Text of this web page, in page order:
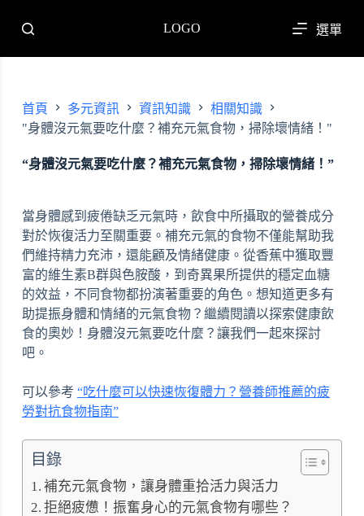
至
主
容
LOGO 選單
首頁 多元資訊 資訊知識
相關知識
"身體沒元氣要吃什麼？補充元氣食物，掃除壞情緒！"
“身體沒元氣要吃什麼？補充元氣食物，掃除壞情緒！”
當身體感到疲倦缺乏元氣時，飲食中所攝取的營養成分
對於恢復活力至關重要。補充元氣的食物不僅能幫助我
們維持精力充沛，還能顧及情緒健康。從香蕉中獲取豐
富的維生素B群與色胺酸，到奇異果所提供的穩定血糖
的效益，不同食物都扮演著重要的角色。想知道更多有
助提振身體和情緒的元氣食物？繼續閱讀以探索健康飲
食的奧妙！身體沒元氣要吃什麼？讓我們一起來探討
吧。
可以參考 “吃什麼可以快速恢復體力？營養師推薦的疲
勞對抗食物指南”
目錄
補充元氣食物，讓身體重拾活力與活力
拒絕疲憊！振奮身心的元氣食物有哪些？